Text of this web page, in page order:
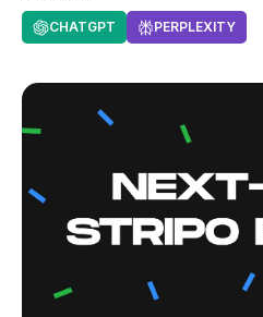
CHATGPT PERPLEXITY